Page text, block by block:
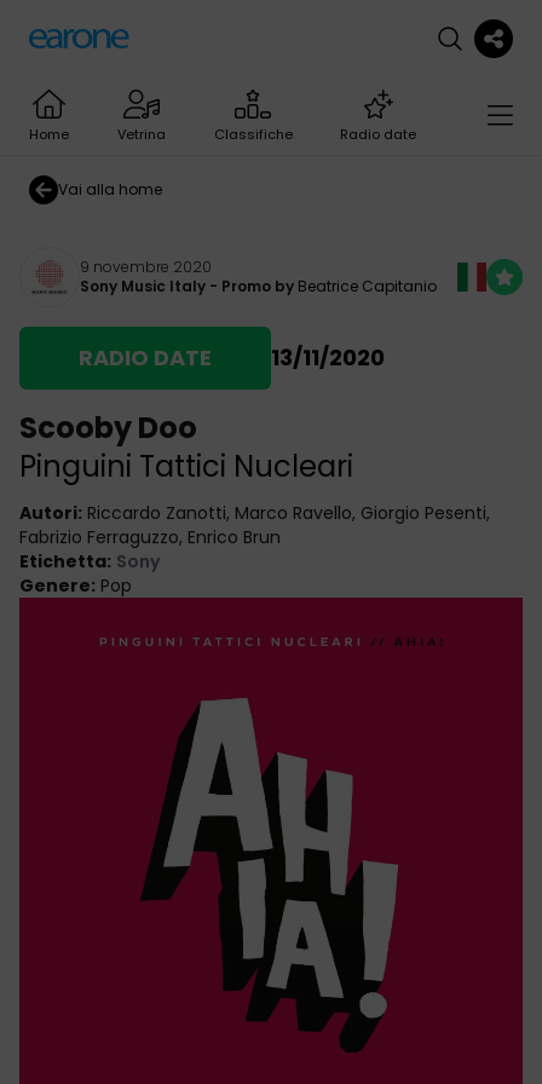
Home Vetrina Classifiche Radio date
Vai alla home
9 novembre 2020
Sony Music Italy - Promo by Beatrice Capitanio
RADIO DATE 13/11/2020
Scooby Doo
Pinguini Tattici Nucleari
Autori: Riccardo Zanotti, Marco Ravello, Giorgio Pesenti,
Fabrizio Ferraguzzo, Enrico Brun
Etichetta: Sony
Genere: Pop